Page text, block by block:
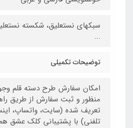
سبکهای نستعلیق، شکسته
...
توضیحات تکمیلی
امکان سفارش طرح دسته قلم
منظور و ثبت سفارش از طریق
تعریف شده (سایت، واتساپ،
تلفنی) با پشتیبانی کلک عشق